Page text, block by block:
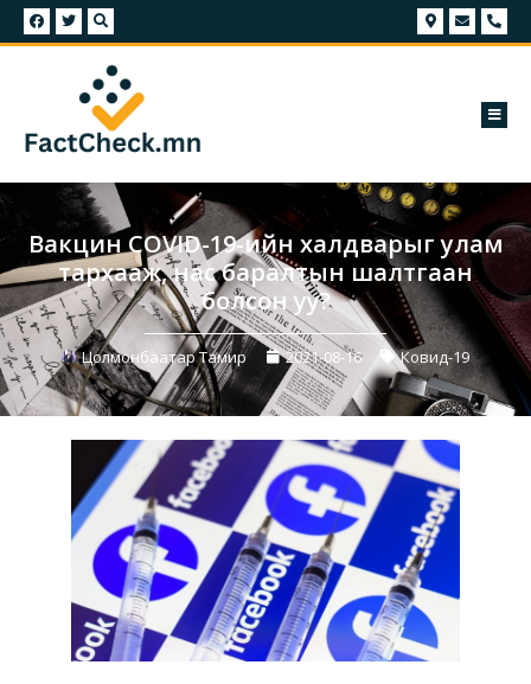
Вакцин COVID-19-ийн халдварыг улам
тархааж, нас баралтын шалтгаан
болсон уу?
Цолмонбаатар Тамир 2021-08-16 Ковид-19